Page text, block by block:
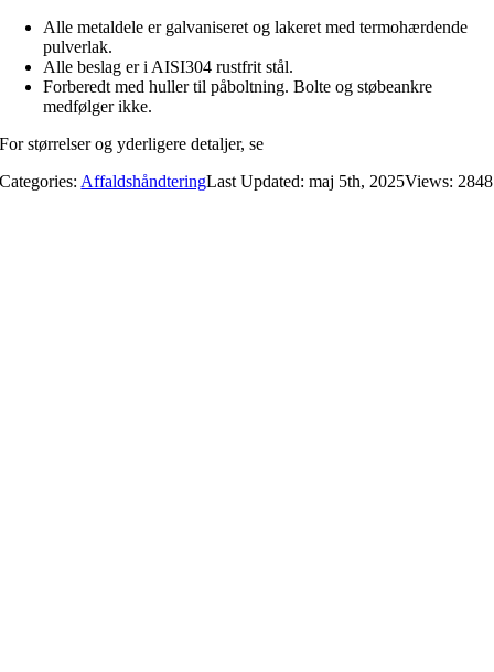
Alle metaldele er galvaniseret og lakeret med termohærdende
pulverlak.
Alle beslag er i AISI304 rustfrit stål.
Forberedt med huller til påboltning. Bolte og støbeankre
medfølger ikke.
For størrelser og yderligere detaljer, se
Categories: AffaldshåndteringLast Updated: maj 5th, 2025Views: 2848